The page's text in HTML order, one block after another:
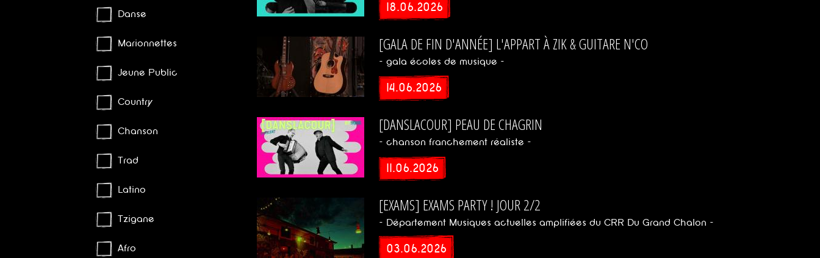
Danse
Marionnettes
Jeune Public
Country
Chanson
Trad
Latino
Tzigane
Afro
18.06.2026
[GALA DE FIN D'ANNÉE] L'APPART À ZIK & GUITARE N'CO
- gala écoles de musique -
14.06.2026
[DANSLACOUR] PEAU DE CHAGRIN
- chanson franchement réaliste -
11.06.2026
[EXAMS] EXAMS PARTY ! JOUR 2/2
- Département Musiques actuelles amplifiées du CRR Du Grand Chalon -
03.06.2026